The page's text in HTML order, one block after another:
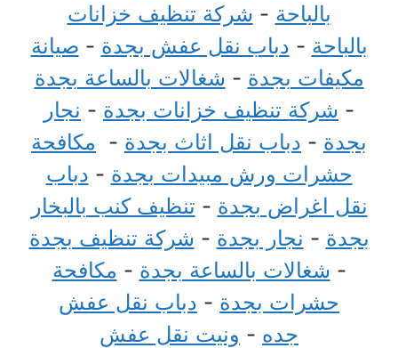
بالباحة - شركة تنظيف خزانات
بالباحة - دباب نقل عفش بجدة - صيانة
مكيفات بجدة - شغالات بالساعة بجدة
- شركة تنظيف خزانات بجدة - نجار
بجدة - دباب نقل اثاث بجدة - مكافحة
حشرات ورش مبيدات بجدة - دباب
نقل اغراض بجدة - تنظيف كنب بالبخار
بجدة - نجار بجدة - شركة تنظيف بجدة
- شغالات بالساعة بجدة - مكافحة
حشرات بجدة - دباب نقل عفش
جده - ونيت نقل عفش